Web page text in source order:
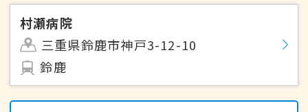
村瀬病院
三重県鈴鹿市神戸3-12-10
鈴鹿